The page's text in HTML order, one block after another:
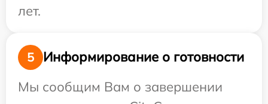
лет.
5
Информирование о готовности
Мы сообщим Вам о завершении